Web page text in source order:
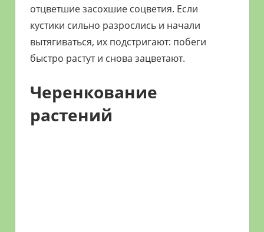
отцветшие засохшие соцветия. Если
кустики сильно разрослись и начали
вытягиваться, их подстригают: побеги
быстро растут и снова зацветают.
Черенкование
растений